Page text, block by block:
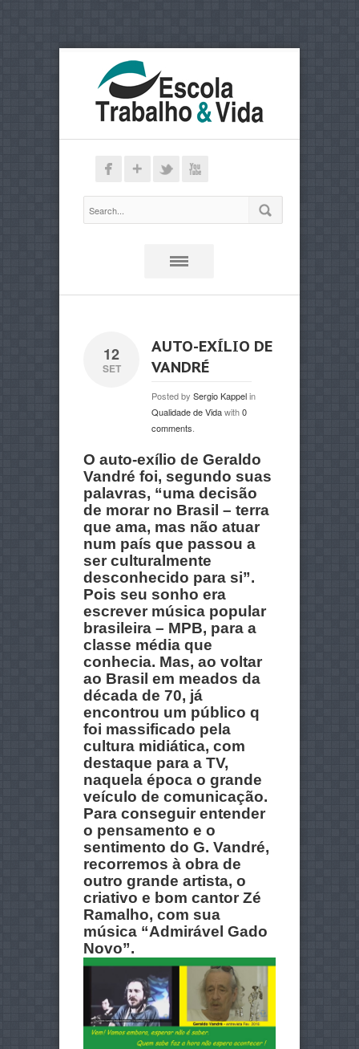
12
SET
AUTO-EXÍLIO DE
VANDRÉ
Posted by Sergio Kappelin
Qualidade de Vidawith0
comments
O auto-exílio de Geraldo
Vandré foi, segundo suas
palavras, “uma decisão
de morar no Brasil – terra
que ama, mas não atuar
num país que passou a
ser culturalmente
desconhecido para si”.
Pois seu sonho era
escrever música popular
brasileira – MPB, para a
classe média que
conhecia. Mas, ao voltar
ao Brasil em meados da
década de 70, já
encontrou um público q
foi massificado pela
cultura midiática, com
destaque para a TV,
naquela época o grande
veículo de comunicação.
Para conseguir entender
o pensamento e o
sentimento do G. Vandré,
recorremos à obra de
outro grande artista, o
criativo e bom cantor Zé
Ramalho, com sua
música “Admirável Gado
Novo”.